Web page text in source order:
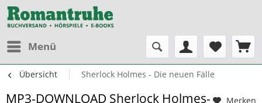
Menü
Übersicht Sherlock Holmes - Die neuen Fälle
Merken
MP3-DOWNLOAD Sherlock Holmes-